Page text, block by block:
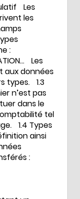
Les
les
:
Les
aux données
types. 1.3
n’est pas
dans le
tel
1.4 Types
ainsi
: